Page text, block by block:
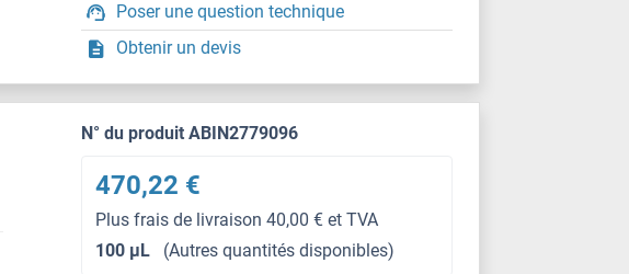
Poser une question technique
Obtenir un devis
N° du produit ABIN2779096
470,22 €
Plus frais de livraison 40,00 € et TVA
100 μL
(Autres quantités disponibles)